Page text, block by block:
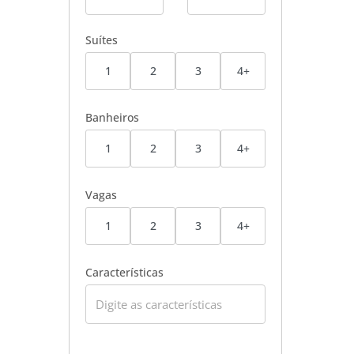
Suítes
1 2 3 4+
Banheiros
1 2 3 4+
Vagas
1 2 3 4+
Características